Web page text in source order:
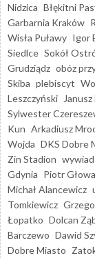
Nidzica Błękitni
Garbarnia Kraków
Wisła Puławy Igor
Siedlce Sokół
Grudziądz obóz
Skiba plebiscyt
Leszczyński
Sylwester
Kun Arkadiusz
Wojda DKS Dobre
Zin Stadion wywiad
Gdynia Piotr
Michał Alancewicz
Tomkiewicz
Łopatko Dolcan
Barczewo Dawid
Dobre Miasto